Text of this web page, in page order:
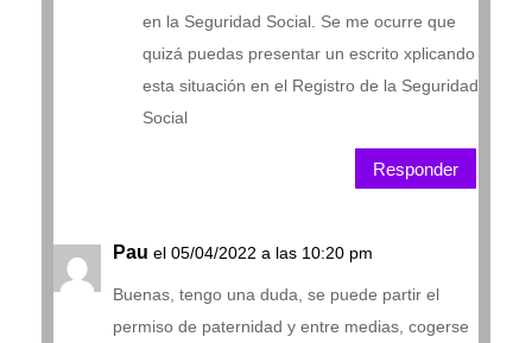
en la Seguridad Social. Se me ocurre que
quizá puedas presentar un escrito xplicando
esta situación en el Registro de la Seguridad
Social
Responder
Pau el 05/04/2022 a las 10:20 pm
Buenas, tengo una duda, se puede partir el
permiso de paternidad y entre medias, cogerse